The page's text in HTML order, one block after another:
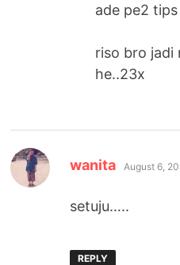
ade pe2 tips
riso bro jadi
he..23x
wanita says:
August 6,
setuju…..
REPLY